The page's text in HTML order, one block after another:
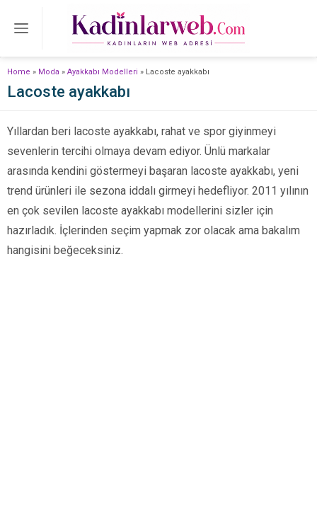
Home » Moda » Ayakkabı Modelleri » Lacoste ayakkabı
Lacoste ayakkabı
Yıllardan beri lacoste ayakkabı, rahat ve spor giyinmeyi
sevenlerin tercihi olmaya devam ediyor. Ünlü markalar
arasında kendini göstermeyi başaran lacoste ayakkabı, yeni
trend ürünleri ile sezona iddalı girmeyi hedefliyor. 2011 yılının
en çok sevilen lacoste ayakkabı modellerini sizler için
hazırladık. İçlerinden seçim yapmak zor olacak ama bakalım
hangisini beğeceksiniz.